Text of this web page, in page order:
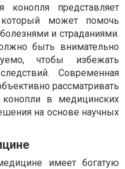
конопля представляет
может помочь
и страданиями.
быть внимательно
чтобы избежать
Современная
рассматривать
конопли в медицинских
на основе научных
имеет богатую